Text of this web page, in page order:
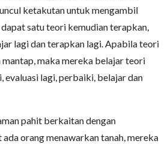
ketakutan untuk mengambil
satu teori kemudian terapkan,
lagi dan terapkan lagi. Apabila teori
maka mereka belajar teori
evaluasi lagi, perbaiki, belajar dan
pahit berkaitan dengan
orang menawarkan tanah, mereka